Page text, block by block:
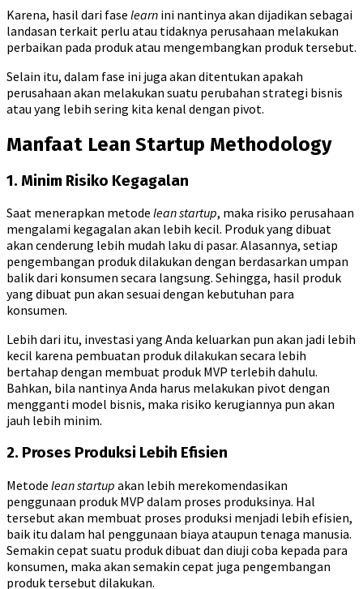
Karena, hasil dari fase learn ini nantinya akan dijadikan sebagai
landasan terkait perlu atau tidaknya perusahaan melakukan
perbaikan pada produk atau mengembangkan produk tersebut.
Selain itu, dalam fase ini juga akan ditentukan apakah
perusahaan akan melakukan suatu perubahan strategi bisnis
atau yang lebih sering kita kenal dengan pivot.
Manfaat Lean Startup Methodology
1. Minim Risiko Kegagalan
Saat menerapkan metode lean startup, maka risiko perusahaan
mengalami kegagalan akan lebih kecil. Produk yang dibuat
akan cenderung lebih mudah laku di pasar. Alasannya, setiap
pengembangan produk dilakukan dengan berdasarkan umpan
balik dari konsumen secara langsung. Sehingga, hasil produk
yang dibuat pun akan sesuai dengan kebutuhan para
konsumen.
Lebih dari itu, investasi yang Anda keluarkan pun akan jadi lebih
kecil karena pembuatan produk dilakukan secara lebih
bertahap dengan membuat produk MVP terlebih dahulu.
Bahkan, bila nantinya Anda harus melakukan pivot dengan
mengganti model bisnis, maka risiko kerugiannya pun akan
jauh lebih minim.
2. Proses Produksi Lebih Efisien
Metode lean startup akan lebih merekomendasikan
penggunaan produk MVP dalam proses produksinya. Hal
tersebut akan membuat proses produksi menjadi lebih efisien,
baik itu dalam hal penggunaan biaya ataupun tenaga manusia.
Semakin cepat suatu produk dibuat dan diuji coba kepada para
konsumen, maka akan semakin cepat juga pengembangan
produk tersebut dilakukan.